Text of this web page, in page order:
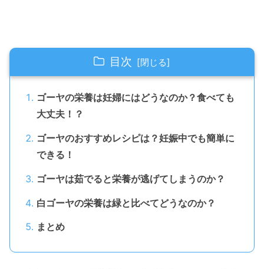
目次
ゴーヤの栄養は妊婦にはどうなのか？食べても
大丈夫！？
ゴーヤのおすすめレシピは？妊娠中でも簡単に
できる！
ゴーヤは茹でると栄養が逃げてしまうのか？
白ゴーヤの栄養は緑と比べてどうなのか？
まとめ